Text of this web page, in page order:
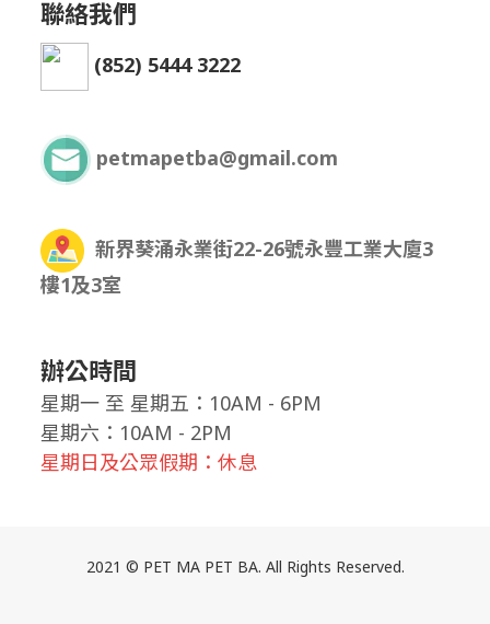
聯絡我們
(852) 5444 3222
petmapetba@gmail.com
新界葵涌永業街22-26號永豐工業大廈3
樓1及3室
辦公時間
星期一 至 星期五：10AM - 6PM
星期六：10AM - 2PM
星期日及公眾假期：休息
2021 © PET MA PET BA. All Rights Reserved.